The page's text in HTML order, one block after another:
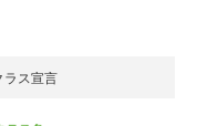
ス宣言